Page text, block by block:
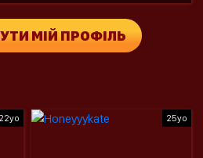
МІЙ ПРОФІЛЬ
22yo 25yo